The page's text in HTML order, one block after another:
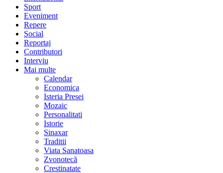
Sport
Eveniment
Repere
Social
Reportaj
Contributori
Interviu
Mai multe
Calendar
Economica
Isteria Presei
Mozaic
Personalitati
Istorie
Sinaxar
Traditii
Viata Sanatoasa
Zvonotecă
Crestinatate